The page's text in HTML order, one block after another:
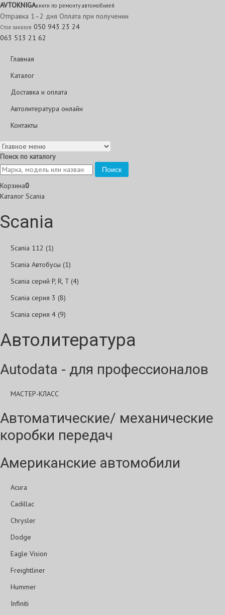
AVTOKNIGAкниги по ремонту автомобилей
Отправка 1–2 дня Оплата при получении
Стол заказов 050 943 23 24
063 513 21 62
Главная
Каталог
Доставка и оплата
Автолитература онлайн
Контакты
Поиск по каталогу
Поиск
Корзина0
Каталог Scania
Scania
Scania 112 (1)
Scania Автобусы (1)
Scania серий P, R, T (4)
Scania серия 3 (8)
Scania серия 4 (9)
Автолитература
Autodata - для профессионалов
МАСТЕР-КЛАСС
Автоматические/ механические
коробки передач
Американские автомобили
Acura
Cadillac
Chrysler
Dodge
Eagle Vision
Freightliner
Hummer
Infiniti